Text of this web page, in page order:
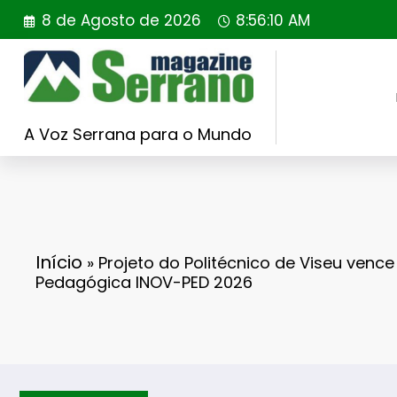
Saltar
para
conteúdo
8 de Agosto de 2026 8:56:12 AM
A Voz Serrana para o Mundo
Início » Projeto do Politécnico de Viseu
Pedagógica INOV-PED 2026